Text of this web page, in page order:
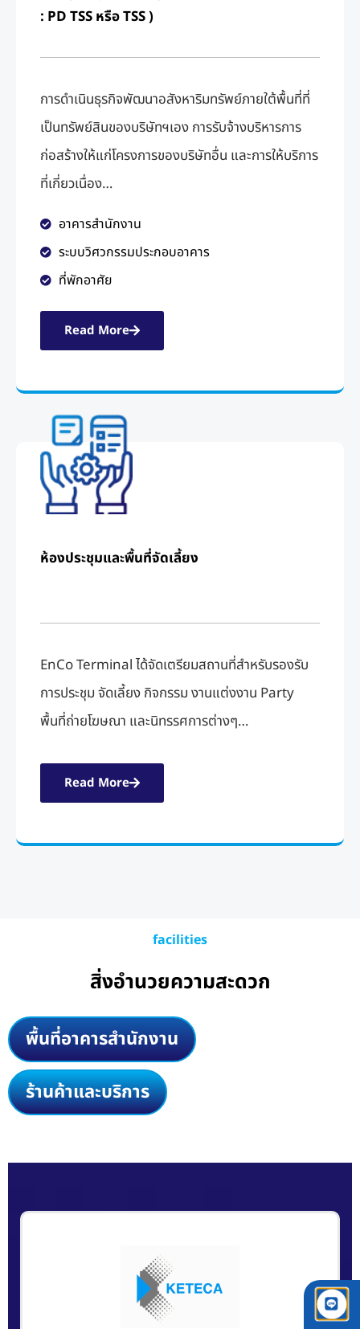
: PD TSS หรือ TSS )
การดำเนินธุรกิจพัฒนาอสังหาริมทรัพย์ภายใต้พื้นที่ที่
เป็นทรัพย์สินของบริษัทฯเอง การรับจ้างบริหารการ
ก่อสร้างให้แก่โครงการของบริษัทอื่น และการให้บริการ
ที่เกี่ยวเนื่อง…
อาคารสำนักงาน
ระบบวิศวกรรมประกอบอาคาร
ที่พักอาศัย
Read More
ห้องประชุมและพื้นที่จัดเลี้ยง​
EnCo Terminal ได้จัดเตรียมสถานที่สำหรับรองรับ
การประชุม จัดเลี้ยง กิจกรรม งานแต่งงาน Party
พื้นที่ถ่ายโฆษณา และนิทรรศการต่างๆ…
Read More
facilities
สิ่งอำนวยความสะดวก
พื้นที่อาคารสำนักงาน
ร้านค้าและบริการ